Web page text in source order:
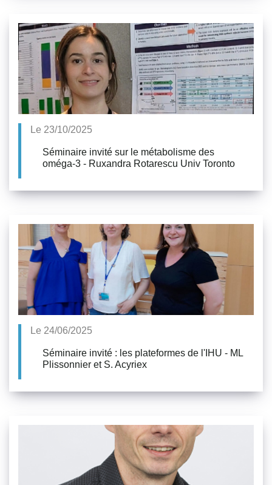
Le 23/10/2025
Séminaire invité sur le métabolisme des
oméga-3 - Ruxandra Rotarescu Univ Toronto
Le 24/06/2025
Séminaire invité : les plateformes de l'IHU - ML
Plissonnier et S. Acyriex